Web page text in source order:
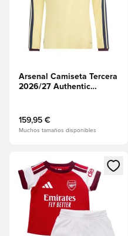
Arsenal Camiseta Tercera
2026/27 Authentic
159,95 €
Muchos tamaños disponibles
Abre un modal para iniciar